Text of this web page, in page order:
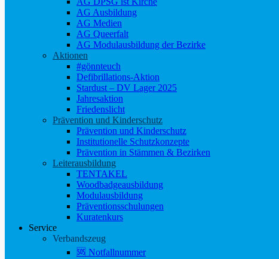
AG Ausbildung
AG Medien
AG Queerfalt
AG Modulausbildung der Bezirke
Aktionen
#gönnteuch
Defibrillations-Aktion
Stardust – DV Lager 2025
Jahresaktion
Friedenslicht
Prävention und Kinderschutz
Prävention und Kinderschutz
Institutionelle Schutzkonzepte
Prävention in Stämmen & Bezirken
Leiterausbildung
TENTAKEL
Woodbadgeausbildung
Modulausbildung
Präventionsschulungen
Kuratenkurs
Service
Verbandszeug
🆘 Notfallnummer